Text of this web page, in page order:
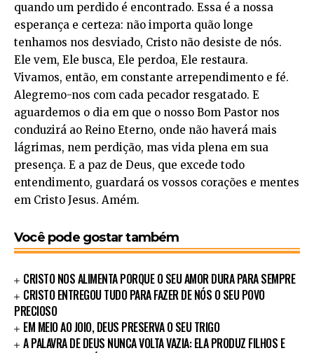
quando um perdido é encontrado. Essa é a nossa
esperança e certeza: não importa quão longe
tenhamos nos desviado, Cristo não desiste de nós.
Ele vem, Ele busca, Ele perdoa, Ele restaura.
Vivamos, então, em constante arrependimento e fé.
Alegremo-nos com cada pecador resgatado. E
aguardemos o dia em que o nosso Bom Pastor nos
conduzirá ao Reino Eterno, onde não haverá mais
lágrimas, nem perdição, mas vida plena em sua
presença. E a paz de Deus, que excede todo
entendimento, guardará os vossos corações e mentes
em Cristo Jesus. Amém.
Você pode gostar também
CRISTO NOS ALIMENTA PORQUE O SEU AMOR DURA PARA SEMPRE
CRISTO ENTREGOU TUDO PARA FAZER DE NÓS O SEU POVO
PRECIOSO
EM MEIO AO JOIO, DEUS PRESERVA O SEU TRIGO
A PALAVRA DE DEUS NUNCA VOLTA VAZIA: ELA PRODUZ FILHOS E